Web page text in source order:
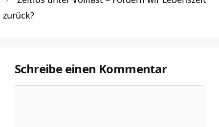
zurück?
Schreibe einen Kommentar